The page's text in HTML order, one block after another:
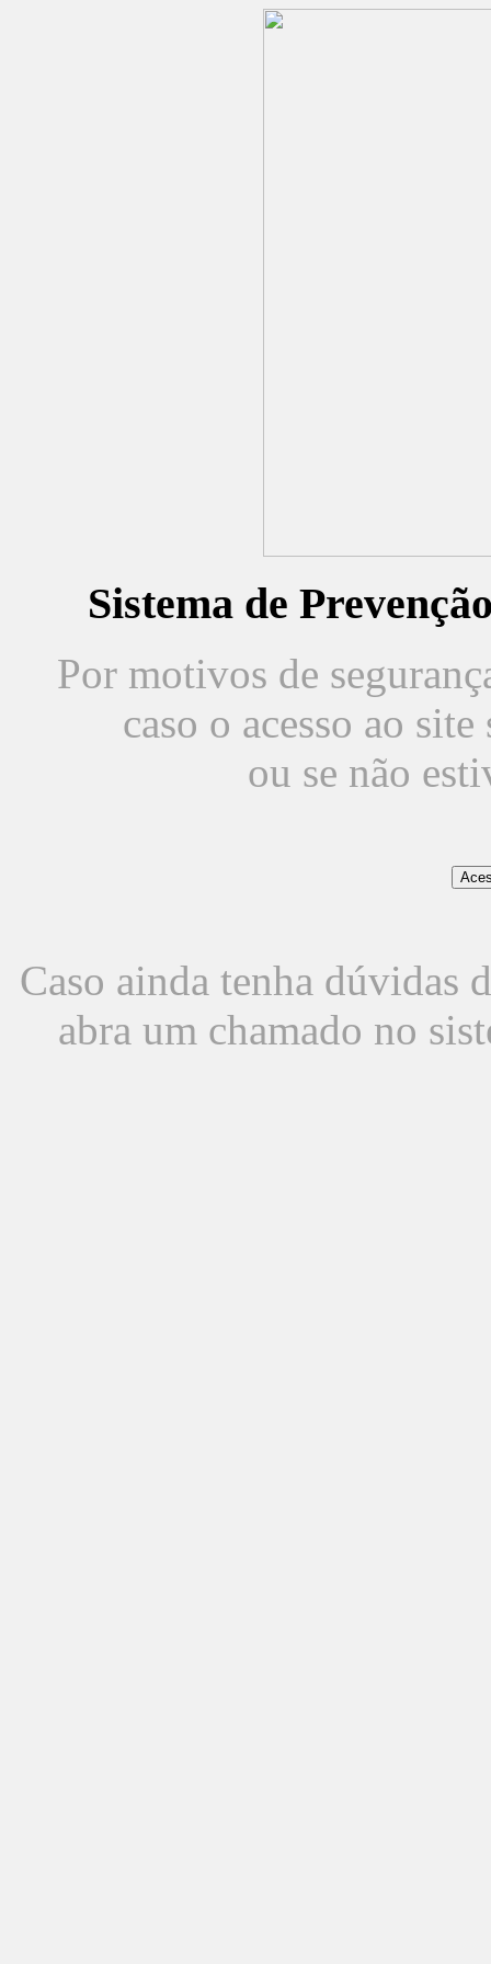
Sistema de
Por motivos de
caso o acesso ao
ou se não
Caso ainda tenha dúvidas
abra um chamado no